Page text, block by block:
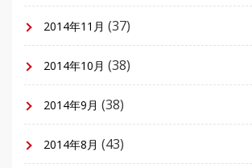
2014年11月 (37)
2014年10月 (38)
2014年9月 (38)
2014年8月 (43)